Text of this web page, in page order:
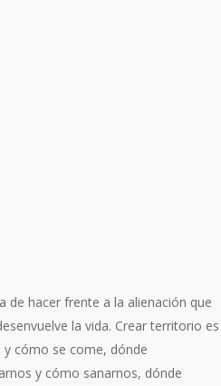
de hacer frente a la alienación que
la vida. Crear territorio es
cómo se come, dónde
y cómo sanarnos, dónde